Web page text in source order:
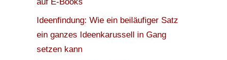
Ideenfindung: Wie ein beiläufiger Satz
ein ganzes Ideenkarussell in Gang
setzen kann